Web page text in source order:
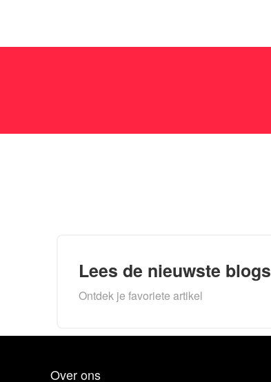
Lees de nieuwste blogs
Ontdek je favoriete artikel
Over ons